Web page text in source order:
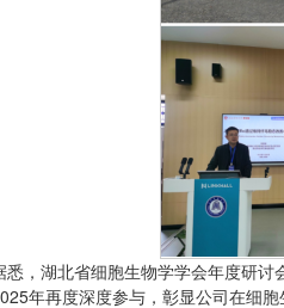
悉，湖北省细胞生物学学会年度研
年再度深度参与，彰显公司在细胞